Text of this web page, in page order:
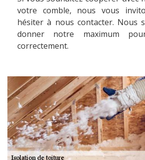
votre comble, nous vous
hésiter à nous contacter. Nous
donner notre maximum
correctement.